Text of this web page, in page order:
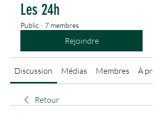
Les 24h
Public · 7 membres
Rejoindre
Discussion Médias Membres À
Retour